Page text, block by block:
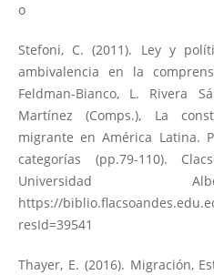
o
Stefoni, C. (2011). Ley y
ambivalencia en la
Feldman-Bianco, L. Rivera
Martínez (Comps.), La
migrante en América Latina.
categorías (pp.79-110).
Universidad
https://
resId=39541
Thayer, E. (2016). Migración,